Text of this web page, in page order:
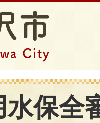
保全